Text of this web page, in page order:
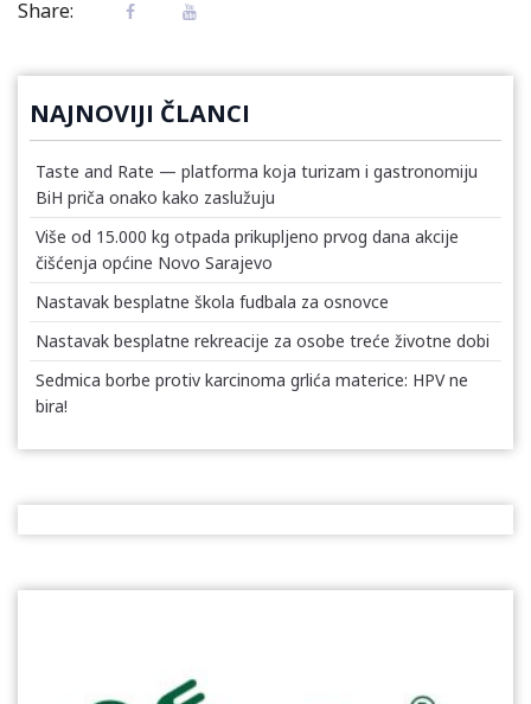
Share:
NAJNOVIJI ČLANCI
Taste and Rate — platforma koja turizam i gastronomiju
BiH priča onako kako zaslužuju
Više od 15.000 kg otpada prikupljeno prvog dana akcije
čišćenja općine Novo Sarajevo
Nastavak besplatne škola fudbala za osnovce
Nastavak besplatne rekreacije za osobe treće životne dobi
Sedmica borbe protiv karcinoma grlića materice: HPV ne
bira!